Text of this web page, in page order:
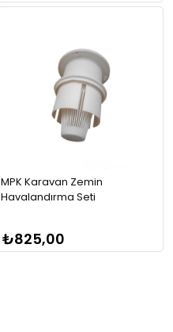
MPK Karavan Zemin
Havalandırma Seti
₺825,00